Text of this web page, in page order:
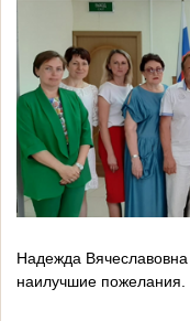
Надежда
наилучшие пожелания.